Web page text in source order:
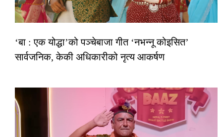
‘बा : एक योद्धा’को पञ्चेबाजा गीत ‘नभन्नू कोइसित’
सार्वजनिक, केकी अधिकारीको नृत्य आकर्षण